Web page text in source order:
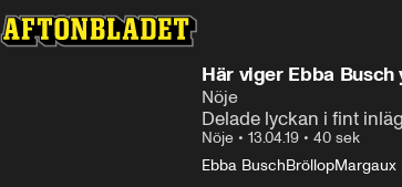
Här viger Ebba
Nöje
Delade lyckan i fint
Nöje • 13.04.19 • 40 sek
Ebba BuschBröllopMargaux